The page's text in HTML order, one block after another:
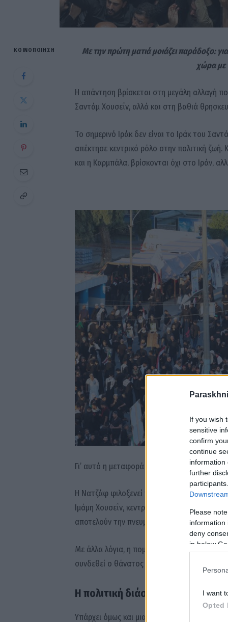
If you wish
sensitive
confirm
continue
information
further
Please
information
deny
in below
I want
Opted
ΚΟΙΝΟΠΟΊΗΣΗ
Με την πρώτη ματιά μοιάζει παράδοξο:
χώρα με
Η απάντηση βρίσκεται στη μεγάλη αλλαγή
Σαντάμ Χουσεΐν, αλλά και στη βαθιά
Το σημερινό Ιράκ δεν είναι το Ιράκ του
απέκτησε κεντρικό ρόλο στην πολιτική ζωή.
και η Καρμπάλα, βρίσκονται όχι στο Ιράν,
Γι’ αυτό η μεταφορά της σορού του Χαμενεΐ
Η Νατζάφ φιλοξενεί το μαυσωλείο του
Ιμάμη Χουσεΐν, κεντρικής μορφής της
αποτελούν την πνευματική καρδιά του
Με άλλα λόγια, η πομπή στο Ιράκ δεν είναι
συνδεθεί ο θάνατος του Χαμενεΐ με τα πιο
Η πολιτική διάσταση
Υπάρχει όμως και μια καθαρά πολιτική